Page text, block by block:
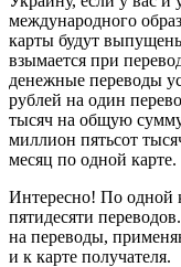
международного
карты будут
взымается при
денежные переводы
рублей на один
тысяч на общую
миллион пятьсот
месяц по одной карте.
Интересно! По одной
пятидесяти
на переводы,
и к карте получателя.